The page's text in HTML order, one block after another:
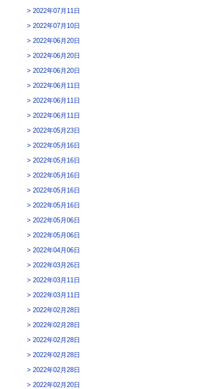
2022年07月11日
2022年07月10日
2022年06月20日
2022年06月20日
2022年06月20日
2022年06月11日
2022年06月11日
2022年06月11日
2022年05月23日
2022年05月16日
2022年05月16日
2022年05月16日
2022年05月16日
2022年05月16日
2022年05月06日
2022年05月06日
2022年04月06日
2022年03月26日
2022年03月11日
2022年03月11日
2022年02月28日
2022年02月28日
2022年02月28日
2022年02月28日
2022年02月28日
2022年02月20日